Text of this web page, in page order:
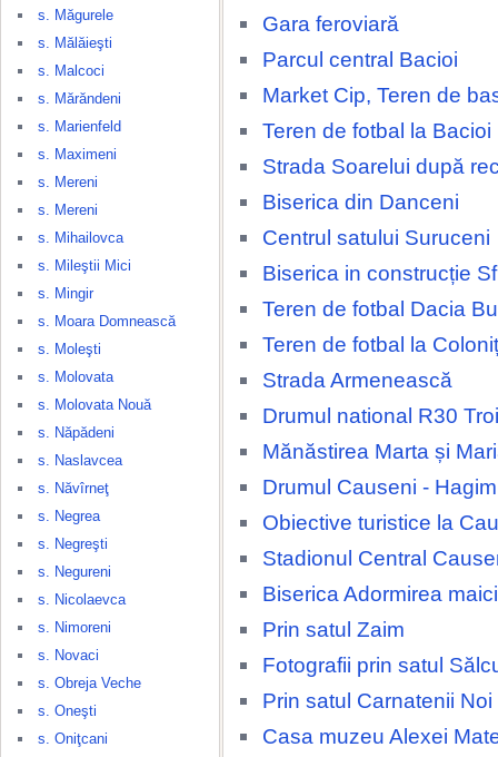
s. Măgurele
s. Mălăieşti
s. Malcoci
s. Mărăndeni
s. Marienfeld
s. Maximeni
s. Mereni
s. Mereni
s. Mihailovca
s. Mileştii Mici
s. Mingir
s. Moara Domnească
s. Moleşti
s. Molovata
s. Molovata Nouă
s. Năpădeni
s. Naslavcea
s. Năvîrneţ
s. Negrea
s. Negreşti
s. Negureni
s. Nicolaevca
s. Nimoreni
s. Novaci
s. Obreja Veche
s. Oneşti
s. Oniţcani
Gara feroviară
Parcul central Bacioi
Market Cip, Teren de
Teren de fotbal la Bacioi
Strada Soarelui după
Biserica din Danceni
Centrul satului Suruceni
Biserica in construcție
Teren de fotbal Dacia
Teren de fotbal la
Strada Armenească
Drumul national R30
Mănăstirea Marta și
Drumul Causeni -
Obiective turistice la
Stadionul Central
Biserica Adormirea
Prin satul Zaim
Fotografii prin satul
Prin satul Carnatenii Noi
Casa muzeu Alexei